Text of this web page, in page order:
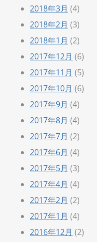
2018年3月 (4)
2018年2月 (3)
2018年1月 (2)
2017年12月 (6)
2017年11月 (5)
2017年10月 (6)
2017年9月 (4)
2017年8月 (4)
2017年7月 (2)
2017年6月 (4)
2017年5月 (3)
2017年4月 (4)
2017年2月 (2)
2017年1月 (4)
2016年12月 (2)